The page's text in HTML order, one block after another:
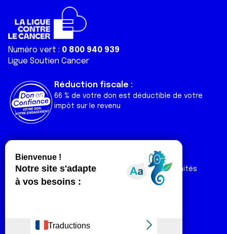
Numéro vert : 0 800 940 939
Ligue Soutien Cancer
Réduction fiscale :
66 % de votre don est déductible de votre
impôt sur le revenu
Liens utiles
Nos actualités
Nos publications
Contact
Espace Ligue & comités
Espace chercheur